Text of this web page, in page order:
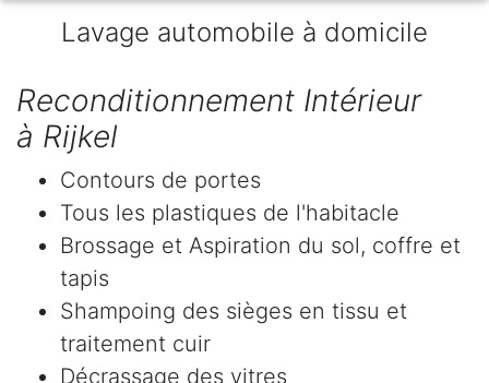
Lavage automobile à domicile
Reconditionnement Intérieur
à Rijkel
Contours de portes
Tous les plastiques de l'habitacle
Brossage et Aspiration du sol, coffre et
tapis
Shampoing des sièges en tissu et
traitement cuir
Décrassage des vitres